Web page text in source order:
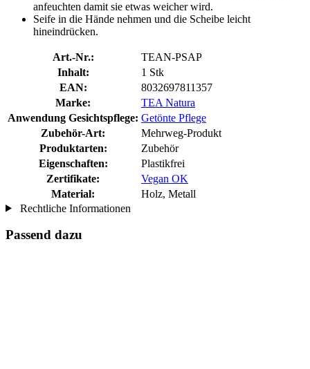
anfeuchten damit sie etwas weicher wird.
Seife in die Hände nehmen und die Scheibe leicht
hineindrücken.
Art.-Nr.:
TEAN-PSAP
Inhalt:
1 Stk
EAN:
8032697811357
Marke:
TEA Natura
Anwendung Gesichtspflege: Getönte Pflege
Zubehör-Art:
Mehrweg-Produkt
Produktarten:
Zubehör
Eigenschaften:
Plastikfrei
Zertifikate:
Vegan OK
Material:
Holz, Metall
Rechtliche Informationen
Passend dazu